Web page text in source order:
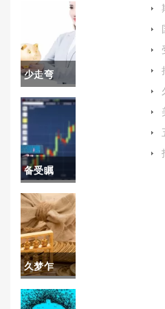
少走弯
路！原油
期货开户
门槛（制
定合理的
投资策略
和风险管
理措施）
备受瞩
目！买黄
金期货手
续费(黄金
期货交易
手续费)
久梦乍
回！黄金